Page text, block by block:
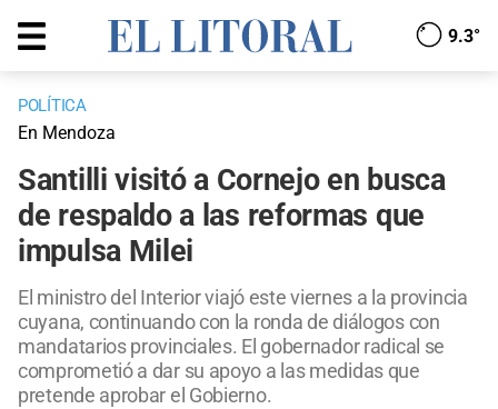
9.3°
POLÍTICA
En Mendoza
Santilli visitó a Cornejo en busca
de respaldo a las reformas que
impulsa Milei
El ministro del Interior viajó este viernes a la provincia
cuyana, continuando con la ronda de diálogos con
mandatarios provinciales. El gobernador radical se
comprometió a dar su apoyo a las medidas que
pretende aprobar el Gobierno.